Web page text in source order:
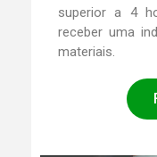
superior a 4
receber uma
materiais.